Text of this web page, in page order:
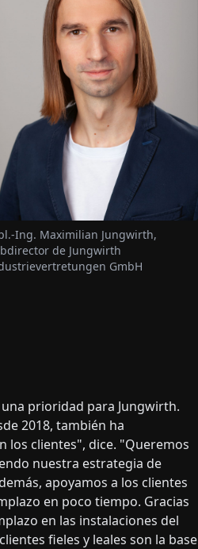
Ing. Maximilian Jungwirth,
de Jungwirth
GmbH
prioridad para Jungwirth.
2018, también ha
los clientes", dice. "Queremos
nuestra estrategia de
apoyamos a los clientes
en poco tiempo. Gracias
en las instalaciones del
fieles y leales son la base